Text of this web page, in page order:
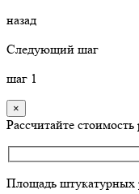
назад
Следующий шаг
шаг 1
×
Рассчитайте стоимость
Площадь штукатурных